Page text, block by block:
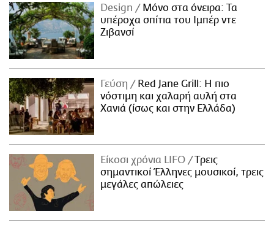
Design
Μόνο στα όνειρα: Τα
υπέροχα σπίτια του Ιμπέρ ντε
Ζιβανσί
Γεύση
Red Jane Grill: Η πιο
νόστιμη και χαλαρή αυλή στα
Χανιά (ίσως και στην Ελλάδα)
Είκοσι χρόνια LIFO
Tρεις
σημαντικοί Έλληνες μουσικοί, τρεις
μεγάλες απώλειες